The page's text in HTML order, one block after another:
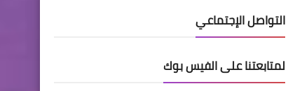
التواصل الإجتماعي
لمتابعتنا على الفيس بوك